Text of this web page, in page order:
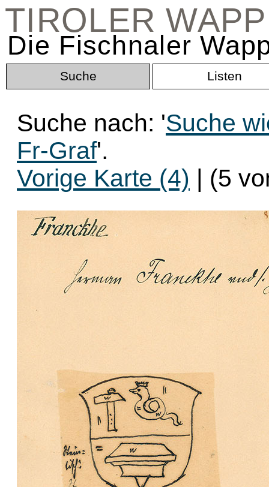
TIROLER
Die Fischnaler
Suche Listen
Suche nach: 'Suche
Fr-Graf'.
Vorige Karte (4) | (5